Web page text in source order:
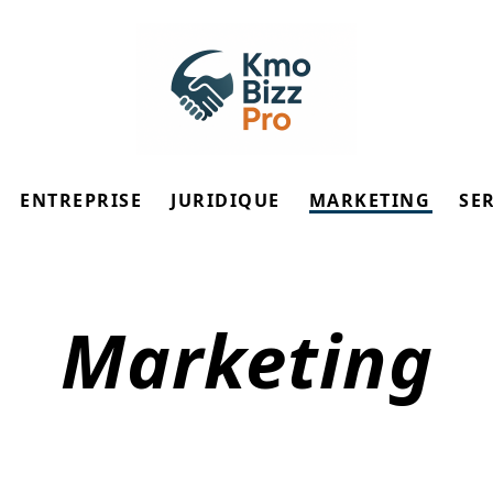
ENTREPRISE JURIDIQUE MARKETING
Marketing